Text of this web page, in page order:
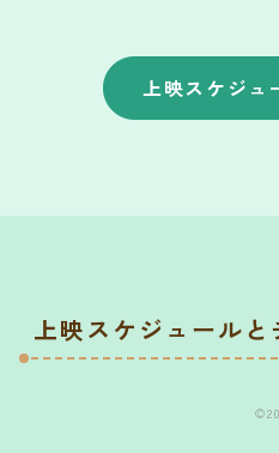
上映スケジュ
上映スケジュール